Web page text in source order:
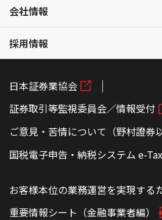
会社情報
採用情報
日本証券業協会
証券取引等監視委員会／情報受付
ご意見・苦情について（野村證券
国税電子申告・納税システム e-Tax
お客様本位の業務運営を実現する
重要情報シート（金融事業者編）